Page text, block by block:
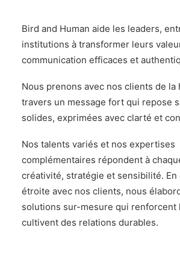
Bird and Human aide les leaders,
institutions à transformer leurs
communication efficaces et
Nous prenons avec nos clients de la
travers un message fort qui repose
solides, exprimées avec clarté et
Nos talents variés et nos expertises
complémentaires répondent à
créativité, stratégie et sensibilité. En
étroite avec nos clients, nous
solutions sur-mesure qui renforcent
cultivent des relations durables.